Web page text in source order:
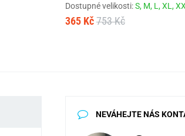
Dostupné velikosti:S, M, L,XL,
365 Kč 753 Kč
NEVÁHEJTE NÁS